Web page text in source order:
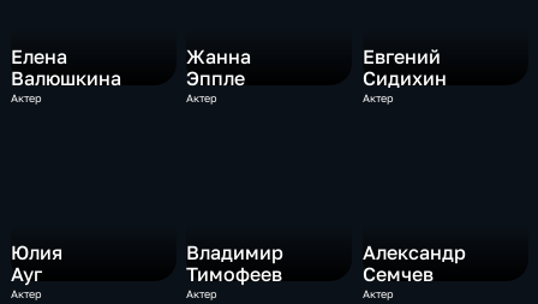
Елена
Валюшкина
Актер
Жанна
Эппле
Актер
Евгений
Сидихин
Актер
Юлия
Ауг
Актер
Владимир
Тимофеев
Актер
Александр
Семчев
Актер